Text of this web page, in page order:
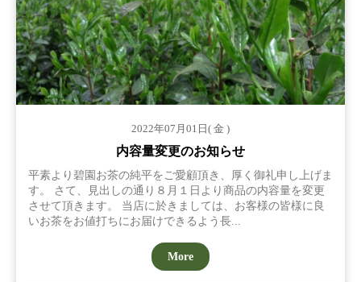
2022年07月01日( 金 )
内容量変更のお知らせ
平素より碧園お茶の純平をご愛顧頂き、厚く御礼申し上げま
す。 さて、見出しの通り８月１日より商品の内容量を変更
させて頂きます。 当店に於きましては、お客様の皆様に良
いお茶をお値打ちにお届けできるよう長...
More